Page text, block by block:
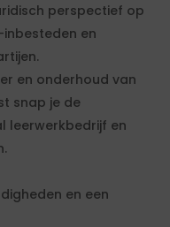
perspectief op
en
en onderhoud van
snap je de
leerwerkbedrijf en
en een